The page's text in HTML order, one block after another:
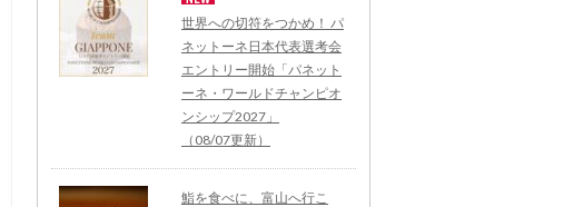
世界への切符をつかめ！ パ
ネットーネ日本代表選考会
エントリー開始「パネット
ーネ・ワールドチャンピオ
ンシップ2027」
（08/07更新）
鮨を食べに、富山へ行こ